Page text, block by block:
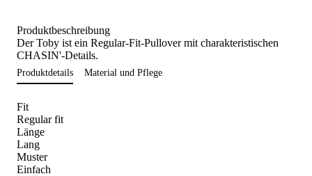
Produktbeschreibung
Der Toby ist ein Regular-Fit-Pullover mit charakteristischen
CHASIN'-Details.
Produktdetails Material und Pflege
Fit
Regular fit
Länge
Lang
Muster
Einfach